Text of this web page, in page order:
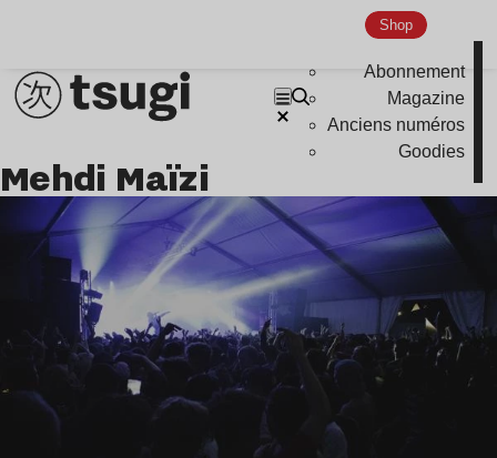
Shop
Abonnement
Magazine
Anciens numéros
Goodies
Mehdi Maïzi